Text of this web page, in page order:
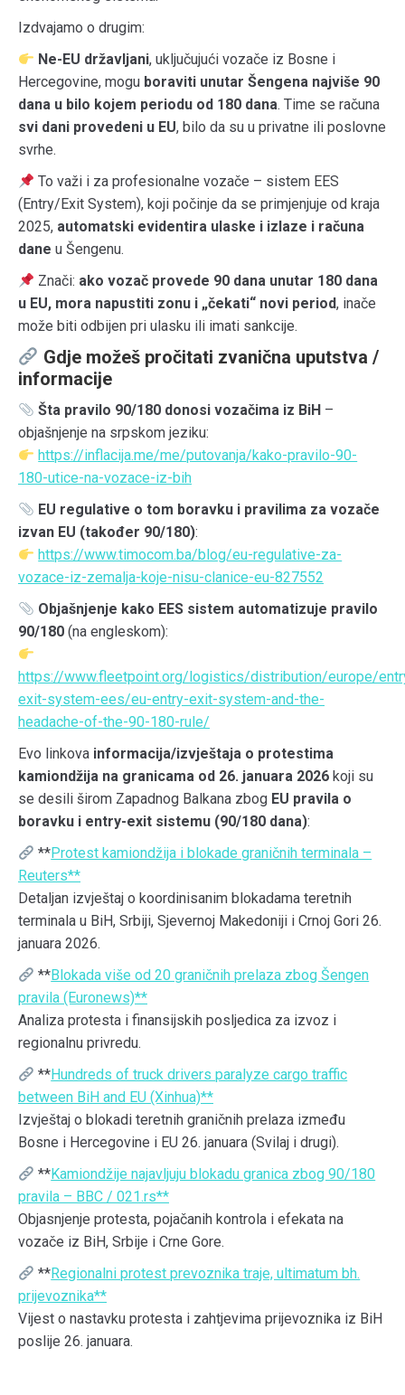
Izdvajamo o drugim:
Ne-EU državljani, uključujući vozače iz Bosne i
Hercegovine, mogu boraviti unutar Šengena najviše 90
dana u bilo kojem periodu od 180 dana. Time se računa
svi dani provedeni u EU, bilo da su u privatne ili poslovne
svrhe.
To važi i za profesionalne vozače – sistem EES
(Entry/Exit System), koji počinje da se primjenjuje od kraja
2025, automatski evidentira ulaske i izlaze i računa
dane u Šengenu.
Znači: ako vozač provede 90 dana unutar 180 dana
u EU, mora napustiti zonu i „čekati“ novi period, inače
može biti odbijen pri ulasku ili imati sankcije.
Gdje možeš pročitati zvanična uputstva /
informacije
Šta pravilo 90/180 donosi vozačima iz BiH –
objašnjenje na srpskom jeziku:
https://inflacija.me/me/putovanja/kako-pravilo-90-
180-utice-na-vozace-iz-bih
EU regulative o tom boravku i pravilima za vozače
izvan EU (također 90/180):
https://www.timocom.ba/blog/eu-regulative-za-
vozace-iz-zemalja-koje-nisu-clanice-eu-827552
Objašnjenje kako EES sistem automatizuje pravilo
90/180 (na engleskom):
https://www.fleetpoint.org/logistics/distribution/europe/
exit-system-ees/eu-entry-exit-system-and-the-
headache-of-the-90-180-rule/
Evo linkova informacija/izvještaja o protestima
kamiondžija na granicama od 26. januara 2026 koji su
se desili širom Zapadnog Balkana zbog EU pravila o
boravku i entry-exit sistemu (90/180 dana):
**Protest kamiondžija i blokade graničnih terminala –
Reuters**
Detaljan izvještaj o koordinisanim blokadama teretnih
terminala u BiH, Srbiji, Sjevernoj Makedoniji i Crnoj Gori 26.
januara 2026.
**Blokada više od 20 graničnih prelaza zbog Šengen
pravila (Euronews)**
Analiza protesta i finansijskih posljedica za izvoz i
regionalnu privredu.
**Hundreds of truck drivers paralyze cargo traffic
between BiH and EU (Xinhua)**
Izvještaj o blokadi teretnih graničnih prelaza između
Bosne i Hercegovine i EU 26. januara (Svilaj i drugi).
**Kamiondžije najavljuju blokadu granica zbog 90/180
pravila – BBC / 021.rs**
Objasnjenje protesta, pojačanih kontrola i efekata na
vozače iz BiH, Srbije i Crne Gore.
**Regionalni protest prevoznika traje, ultimatum bh.
prijevoznika**
Vijest o nastavku protesta i zahtjevima prijevoznika iz BiH
poslije 26. januara.